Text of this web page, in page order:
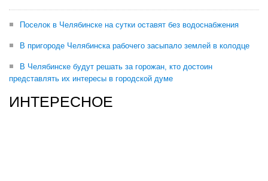
Поселок в Челябинске на сутки оставят без водоснабжения
В пригороде Челябинска рабочего засыпало землей в колодце
В Челябинске будут решать за горожан, кто достоин
представлять их интересы в городской думе
ИНТЕРЕСНОЕ